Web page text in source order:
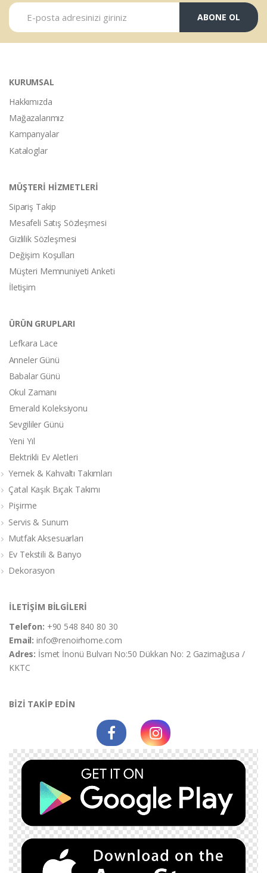
ABONE OL
KURUMSAL
Hakkımızda
Mağazalarımız
Kampanyalar
Kataloglar
MÜŞTERİ HİZMETLERİ
Sipariş Takip
Mesafeli Satış Sözleşmesi
Gizlilik Sözleşmesi
Değişim Koşulları
Müşteri Memnuniyeti Anketi
İletişim
ÜRÜN GRUPLARI
Lefkara Lace
Anneler Günü
Babalar Günü
Okul Zamanı
Emerald Koleksiyonu
Sevgililer Günü
Yeni Yıl
Elektrikli Ev Aletleri
Yemek & Kahvaltı Takımları
Çatal Kaşık Bıçak Takımı
Pişirme
Servis & Sunum
Mutfak Aksesuarları
Ev Tekstili & Banyo
Dekorasyon
İLETİŞİM BİLGİLERİ
Telefon: +90 548 840 80 30
Email:info@renoirhome.com
Adres: İsmet İnonü Bulvarı No:50 Dükkan No: 2 Gazimağusa /
KKTC
BİZİ TAKİP EDİN